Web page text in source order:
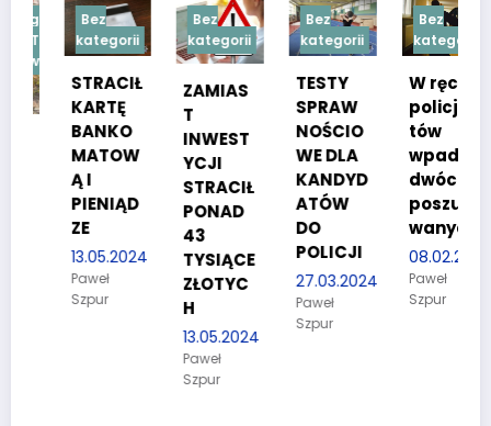
Bez
kategorii
STRACIŁ
KARTĘ
BANKO
MATOW
PIENIĄD
13.05.2024
Paweł
Szpur
Bez
kategorii
ZAMIAS
INWEST
YCJI
STRACIŁ
PONAD
TYSIĄCE
ZŁOTYC
13.05.2024
Paweł
Szpur
Bez
kategorii
TESTY
SPRAW
NOŚCIO
WE DLA
KANDYD
ATÓW
POLICJI
27.03.2024
Paweł
Szpur
Bez
kategorii
W ręce
policjan
wpadło
dwóch
poszuki
wanych
08.02.2024
Paweł
Szpur